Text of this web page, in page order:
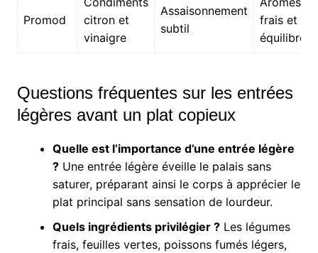
Promod
citron et
vinaigre
Assaisonnement
subtil
frais et
équilibrés
Questions fréquentes sur les entrées
légères avant un plat copieux
Quelle est l’importance d’une entrée légère
?Une entrée légère éveille le palais sans
saturer, préparant ainsi le corps à apprécier le
plat principal sans sensation de lourdeur.
Quels ingrédients privilégier ?Les légumes
frais, feuilles vertes, poissons fumés légers,